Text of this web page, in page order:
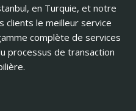
en Turquie, et notre
clients le meilleur service
complète de services
processus de transaction